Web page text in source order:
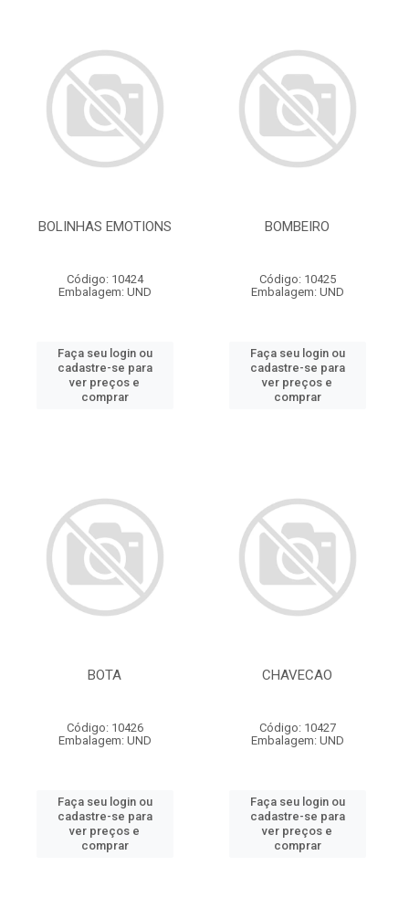
BOLINHAS EMOTIONS
Código: 10424
Embalagem: UND
Faça seu login ou
cadastre-se para
ver preços e
comprar
BOMBEIRO
Código: 10425
Embalagem: UND
Faça seu login ou
cadastre-se para
ver preços e
comprar
BOTA
Código: 10426
Embalagem: UND
Faça seu login ou
cadastre-se para
ver preços e
comprar
CHAVECAO
Código: 10427
Embalagem: UND
Faça seu login ou
cadastre-se para
ver preços e
comprar